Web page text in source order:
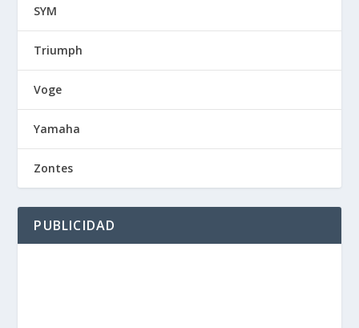
SYM
Triumph
Voge
Yamaha
Zontes
PUBLICIDAD